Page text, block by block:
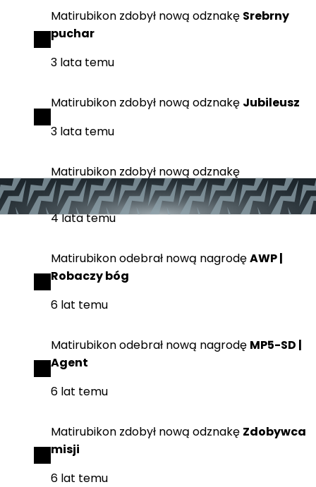
Matirubikon zdobył nową odznakę Srebrny
puchar
3 lata temu
Matirubikon zdobył nową odznakę Jubileusz
3 lata temu
Matirubikon zdobył nową odznakę
AntyTerrorysta
4 lata temu
Matirubikonodebrał nową nagrodęAWP |
Robaczy bóg
6 lat temu
Matirubikonodebrał nową nagrodę MP5-SD |
Agent
6 lat temu
Matirubikon zdobył nową odznakę Zdobywca
misji
6 lat temu